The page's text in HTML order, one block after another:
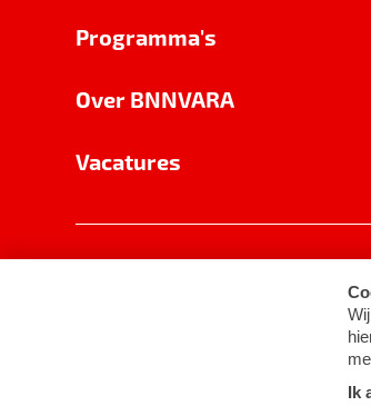
Programma's
Over BNNVARA
Vacatures
Cookie-instellingen